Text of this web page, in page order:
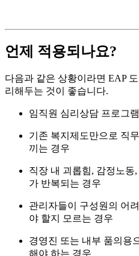
언제 적용되나요?
다음과 같은 상황이라면 EAP
리해두는 것이 좋습니다.
임직원 심리상담 프로그
기존 복지제도만으로 직
끼는 경우
직장 내 괴롭힘, 감정노동
가 반복되는 경우
관리자들이 구성원의 어
야 할지 모르는 경우
경영진 또는 내부 품의용
해야 하는 경우